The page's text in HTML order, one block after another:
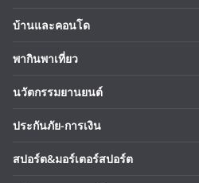
บ้านและคอนโด
พากินพาเที่ยว
นวัตกรรมยานยนต์
ประกันภัย-การเงิน
สปอร์ต&มอร์เตอร์สปอร์ต